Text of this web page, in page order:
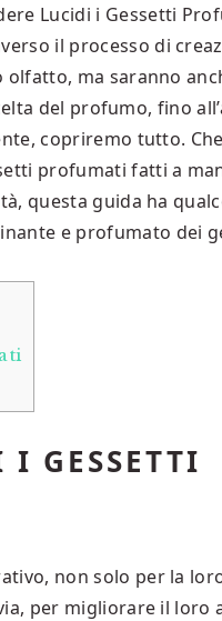
Lucidi i Gessetti
il processo di
ma saranno
del profumo, fino
copriremo tutto.
profumati fatti a
questa guida ha
e profumato dei
I GESSETTI
non solo per la
per migliorare il loro